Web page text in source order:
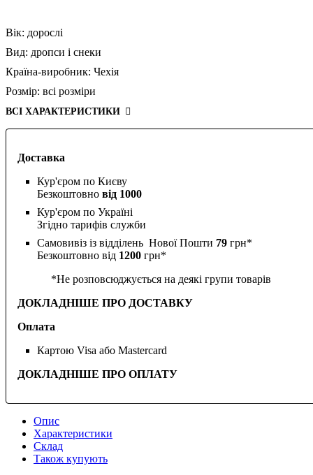
Доставка
Кур'єром по Києву
Безкоштовно від 1000
Кур'єром по Україні
Згідно тарифів служби
Самовивіз із відділень Нової Пошти 79 грн*
Безкоштовно від 1200 грн*
*Не розповсюджується на деякі групи товарів
ДОКЛАДНІШЕ ПРО ДОСТАВКУ
Оплата
Картою Visa або Mastercard
ДОКЛАДНІШЕ ПРО ОПЛАТУ
Вік: дорослі
Вид: дропси і снеки
Країна-виробник: Чехія
Розмір: всі розміри
ВСІ ХАРАКТЕРИСТИКИ
Опис
Характеристики
Склад
Також купують